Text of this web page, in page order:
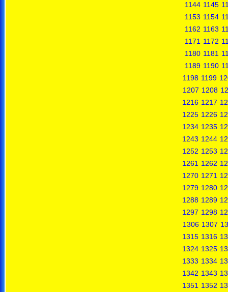
1144 1145
1153 1154
1162 1163
1171 1172
1180 1181
1189 1190
1198 1199
1207 1208
1216 1217
1225 1226
1234 1235
1243 1244
1252 1253
1261 1262
1270 1271
1279 1280
1288 1289
1297 1298
1306 1307
1315 1316
1324 1325
1333 1334
1342 1343
1351 1352